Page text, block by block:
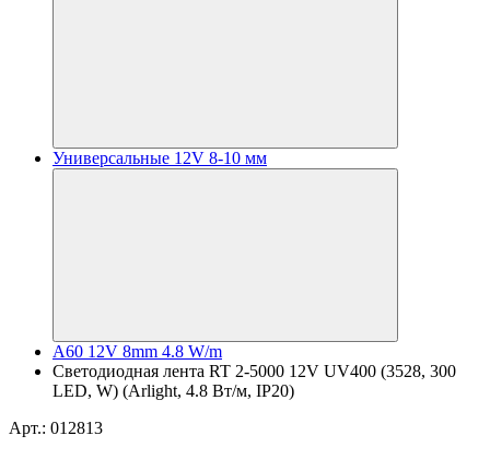
Универсальные 12V 8-10 мм
A60 12V 8mm 4.8 W/m
Светодиодная лента RT 2-5000 12V UV400 (3528, 300
LED, W) (Arlight, 4.8 Вт/м, IP20)
Арт.: 012813